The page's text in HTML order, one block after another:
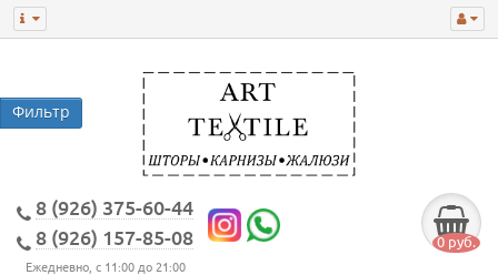
8 (926) 375-60-44
8 (926) 157-85-08
Ежедневно, с 11:00 до 21:00
0 руб.